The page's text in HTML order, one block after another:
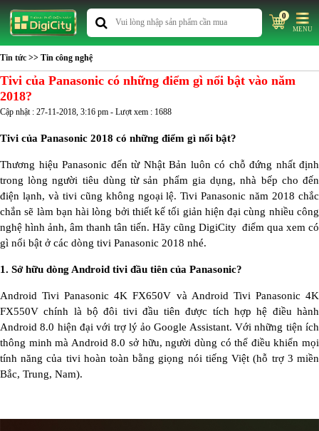
0
MENU
Tin tức >> Tin công nghệ
Tivi của Panasonic có những điểm gì nổi bật vào năm
2018?
Cập nhật : 27-11-2018, 3:16 pm - Lượt xem : 1688
Tivi của Panasonic 2018 có những điểm gì nổi bật?
Thương hiệu Panasonic đến từ Nhật Bản luôn có chỗ đứng nhất định
trong lòng người tiêu dùng từ sản phẩm gia dụng, nhà bếp cho đến
điện lạnh, và tivi cũng không ngoại lệ. Tivi Panasonic năm 2018 chắc
chắn sẽ làm bạn hài lòng bởi thiết kế tối giản hiện đại cùng nhiều công
nghệ hình ảnh, âm thanh tân tiến. Hãy cũng DigiCity điểm qua xem có
gì nổi bật ở các dòng tivi Panasonic 2018 nhé.
1. Sở hữu dòng Android tivi đầu tiên của Panasonic?
Android Tivi Panasonic 4K FX650V và Android Tivi Panasonic 4K
FX550V chính là bộ đôi tivi đầu tiên được tích hợp hệ điều hành
Android 8.0 hiện đại với trợ lý ảo Google Assistant. Với những tiện ích
thông minh mà Android 8.0 sở hữu, người dùng có thể điều khiển mọi
tính năng của tivi hoàn toàn bằng giọng nói tiếng Việt (hỗ trợ 3 miền
Bắc, Trung, Nam).